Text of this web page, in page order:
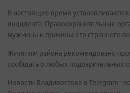
В настоящее время устанавливаются
инцидента. Правоохранительные
мужчины и причины его странного
Жителям района рекомендовано
сообщать о любых подозрительных
Новости Владивостока в Telegram -